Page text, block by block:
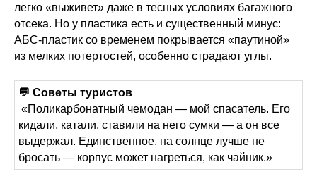
легко «выживет» даже в тесных условиях багажного
отсека. Но у пластика есть и существенный минус:
АБС-пластик со временем покрывается «паутиной»
из мелких потертостей, особенно страдают углы.
💬 Советы туристов
«Поликарбонатный чемодан — мой спасатель. Его
кидали, катали, ставили на него сумки — а он все
выдержал. Единственное, на солнце лучше не
бросать — корпус может нагреться, как чайник.»